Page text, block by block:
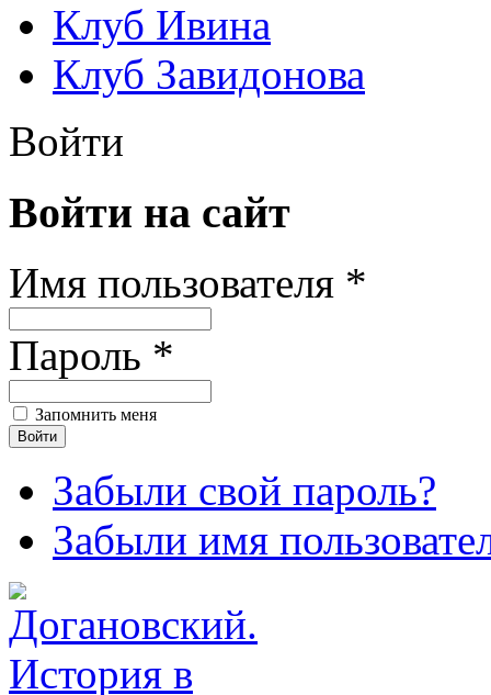
Клуб Ивина
Клуб Завидонова
Войти
Войти на сайт
Имя пользователя *
Пароль *
Запомнить меня
Забыли свой пароль?
Забыли имя